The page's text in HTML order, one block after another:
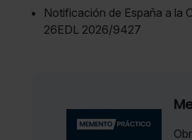
Notificación de España a la
26EDL 2026/9427